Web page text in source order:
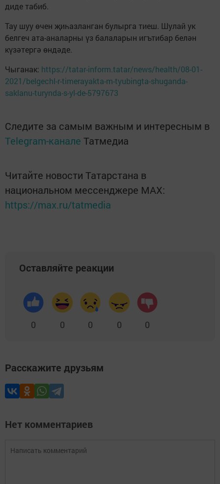
диде табиб.
Тау шуу өчен җиһазланган булырга тиеш. Шулай ук
белгеч ата-аналарны үз балаларын игътибар белән
күзәтергә өндәде.
Чыганак: https://tatar-inform.tatar/news/health/08-01-
2021/belgechl-r-timerayakta-m-tyubingta-shuganda-
saklanu-turynda-s-yl-de-5797673
Следите за самым важным и интересным в
Telegram-канале Татмедиа
Читайте новости Татарстана в
национальном мессенджере MАХ:
https://max.ru/tatmedia
Оставляйте реакции
0 0 0 0 0
Расскажите друзьям
Нет комментариев